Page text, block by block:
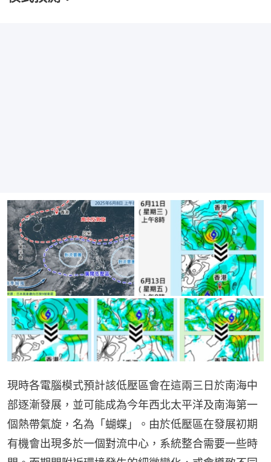
現時各電腦模式預計該低壓區會在這兩三日於南海中
部逐漸發展，並可能成為今年西北太平洋及南海第一
個熱帶氣旋，名為「蝴蝶」。由於低壓區在發展初期
有機會出現多於一個對流中心，系統整合需要一些時